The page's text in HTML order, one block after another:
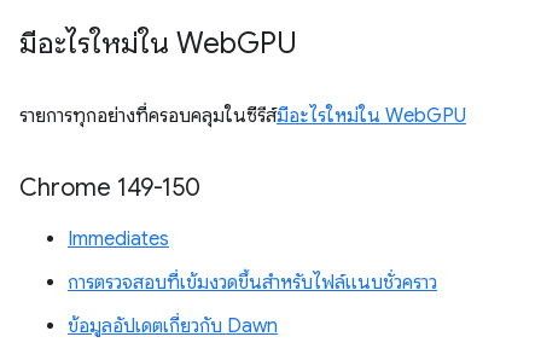
มีอะไรใหม่ใน WebGPU
รายการทุกอย่างที่ครอบคลุมในซีรีส์มีอะไรใหม่ใน WebGPU
Chrome 149-150
Immediates
การตรวจสอบที่เข้มงวดขึ้นสำหรับไฟล์แนบชั่วคราว
ข้อมูลอัปเดตเกี่ยวกับ Dawn